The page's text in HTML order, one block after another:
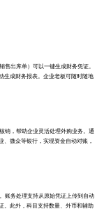
出库单）可以一键生成财务凭证。
生成财务报表。企业老板可随时随地
销，帮助企业灵活处理外购业务。通
、微众等银行，实现资金自动对账，
账务处理支持从原始凭证上传到自动
。此外，科目支持数量、外币和辅助